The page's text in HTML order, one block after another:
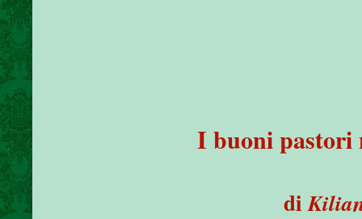
I buoni pastori
di